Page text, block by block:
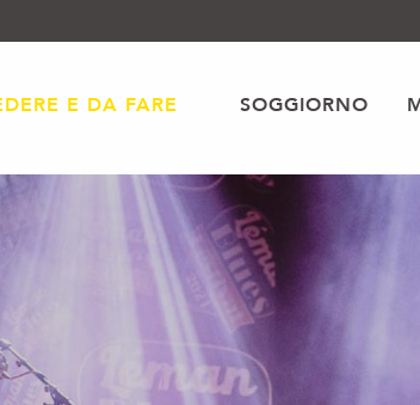
E DA FARE SOGGIORNO